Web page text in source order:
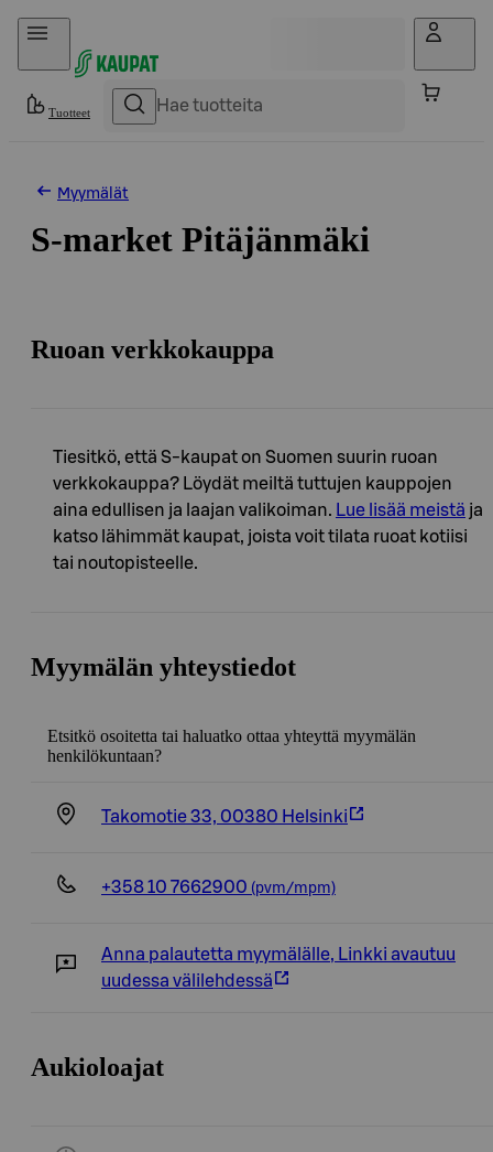
Hyppää sisältöön
Tuotteet
Myymälät
S-market Pitäjänmäki
Ruoan verkkokauppa
Tiesitkö, että S-kaupat on Suomen suurin ruoan
verkkokauppa? Löydät meiltä tuttujen kauppojen
aina edullisen ja laajan valikoiman. Lue lisää meistä ja
katso lähimmät kaupat, joista voit tilata ruoat kotiisi
tai noutopisteelle.
Myymälän yhteystiedot
Etsitkö osoitetta tai haluatko ottaa yhteyttä myymälän
henkilökuntaan?
Takomotie 33, 00380 Helsinki
+358 10 7662900 (pvm/mpm)
Anna palautetta myymälälle, Linkki avautuu
uudessa välilehdessä
Aukioloajat